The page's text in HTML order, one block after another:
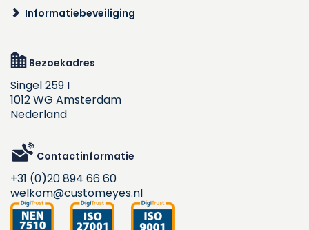
Informatiebeveiliging
Bezoekadres
Singel 259 I
1012 WG Amsterdam
Nederland
Contactinformatie
+31 (0)20 894 66 60
welkom@customeyes.nl